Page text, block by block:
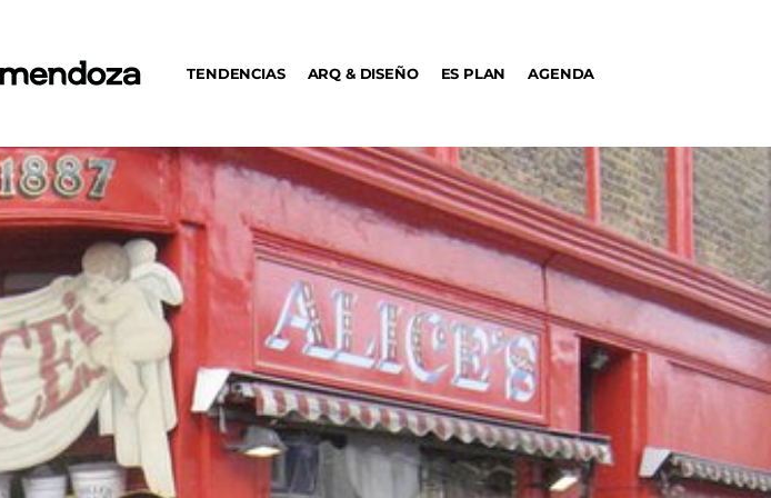
TENDENCIAS ARQ & DISEÑO ES PLAN AGENDA